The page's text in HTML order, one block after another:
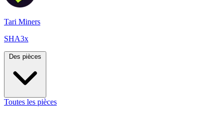
Tari Miners
SHA3x
Des pièces
Toutes les pièces